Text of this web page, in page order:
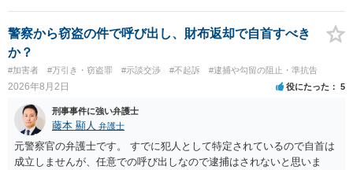
ると思われます。 他方、余罪を含めた全額を弁済していることは、被
害者の経済的損害の回復として有利に斟酌されます。 また、前科前歴
を有しないことも、規範意識が鈍磨しきっているとまでは言えず、有
利な点です。 その他、家族の監督等の情状証拠を適切に提出すること
で、私見ですが、執行猶予判決を視野に入れることが可能な事案と思
われます。 上記、一つの意見として参考ください。
警察から窃盗の件で呼び出し、財布返却で自首すべき
か？
#加害者 #万引き・窃盗罪 #示談交渉 #不起訴 #逮捕や勾留の阻止・準抗告
2026年8月2日 役にたった 5
刑事事件に強い弁護士
藤本 顯人 弁護士
元警察官の弁護士です。 すでに犯人として特定されているので自首は
成立しませんが、任意での呼び出しなので逮捕はされないと思いま